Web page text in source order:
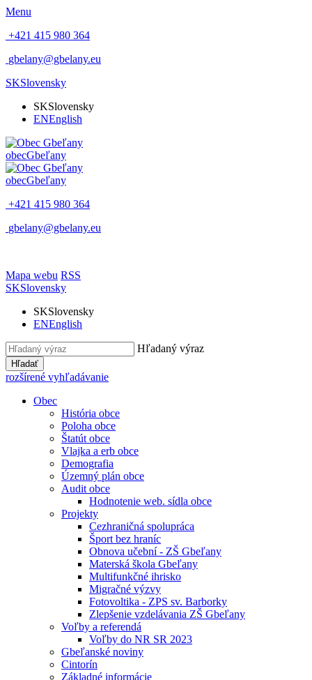
Menu
+421 415 980 364
gbelany@gbelany.eu
SKSlovensky
SKSlovensky
ENEnglish
obecGbeľany
obecGbeľany
+421 415 980 364
gbelany@gbelany.eu
Mapa webu RSS
SKSlovensky
SKSlovensky
ENEnglish
Hľadaný výraz
Hľadať
rozšírené vyhľadávanie
Obec
História obce
Poloha obce
Štatút obce
Vlajka a erb obce
Demografia
Územný plán obce
Audit obce
Hodnotenie web. sídla obce
Projekty
Cezhraničná spolupráca
Šport bez hraníc
Obnova učební - ZŠ Gbeľany
Materská škola Gbeľany
Multifunkčné ihrisko
Migračné výzvy
Fotovoltika - ZPS sv. Barborky
Zlepšenie vzdelávania ZŠ Gbeľany
Voľby a referendá
Voľby do NR SR 2023
Gbeľanské noviny
Cintorín
Základné informácie